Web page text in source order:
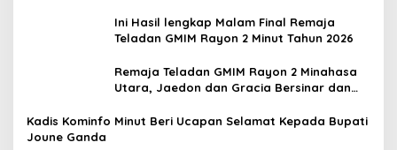
Ini Hasil lengkap Malam Final Remaja
Teladan GMIM Rayon 2 Minut Tahun 2026
Remaja Teladan GMIM Rayon 2 Minahasa
Utara, Jaedon dan Gracia Bersinar dan
Kadis Kominfo Minut Beri Ucapan Selamat Kepada Bupati
Joune Ganda